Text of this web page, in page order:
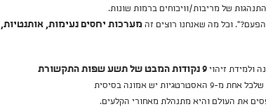
של מריבות/וויכוחים ברמות שונות.
וכל מה שאנחנו רוצים זה מערכות יחסים נעימות, אותנטיות,
ולמידת זיהוי9 נקודות המבט של תשע שפות התקשורת
יש אמונה בסיסית
את העולם והיא מתנהלת מאחורי הקלעים.